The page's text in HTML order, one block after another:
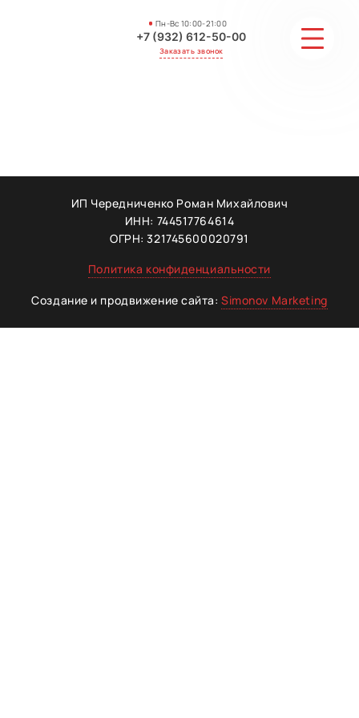
Пн-Вс 10:00-21:00
+7 (932) 612-50-00
Заказать звонок
ГАЛЕРЕЯ
МАСТЕРА
ИП Чередниченко Роман Михайлович
ИНН: 744517764614
ОГРН: 321745600020791
Политика конфиденциальности
Создание и продвижение сайта:Simonov Marketing